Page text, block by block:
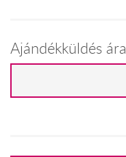
Ajándékküldés ára